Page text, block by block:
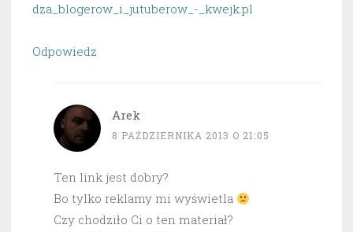
dza_blogerow_i_jutuberow_-_kwejk.pl
Odpowiedz
Arek
8 PAŹDZIERNIKA 2013 O 21:05
Ten link jest dobry?
Bo tylko reklamy mi wyświetla
Czy chodziło Ci o ten materiał?